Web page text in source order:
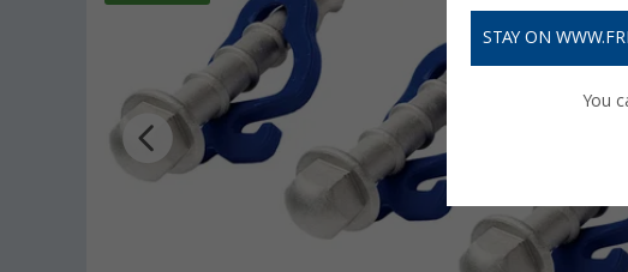
STAY ON
You